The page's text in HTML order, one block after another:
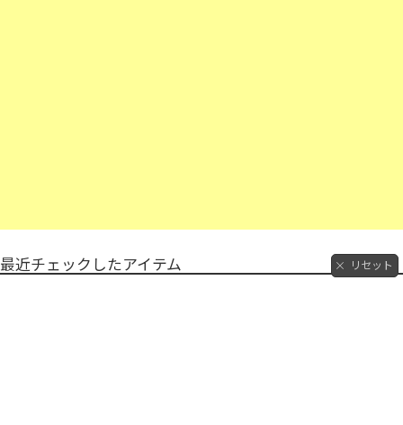
最近チェックしたアイテム リセット